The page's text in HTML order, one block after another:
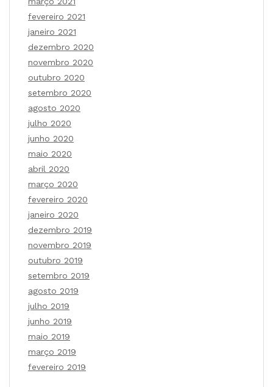
fevereiro 2021
janeiro 2021
dezembro 2020
novembro 2020
outubro 2020
setembro 2020
agosto 2020
julho 2020
junho 2020
maio 2020
abril 2020
março 2020
fevereiro 2020
janeiro 2020
dezembro 2019
novembro 2019
outubro 2019
setembro 2019
agosto 2019
julho 2019
junho 2019
maio 2019
março 2019
fevereiro 2019